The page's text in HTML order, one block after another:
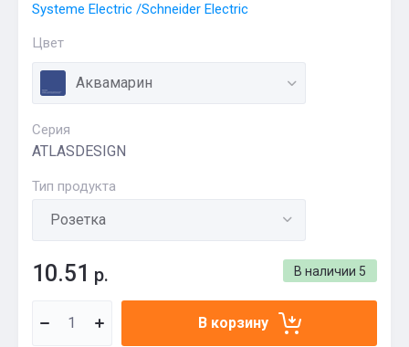
Systeme Electric /Schneider Electric
Цвет
Аквамарин
Серия
ATLASDESIGN
Тип продукта
В наличии 5
10.51 р.
В корзину